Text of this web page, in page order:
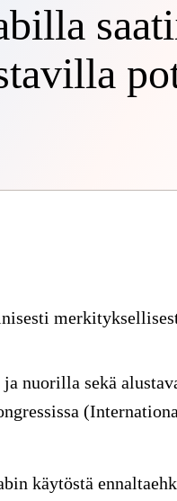
nuorilla sekä
käytöstä